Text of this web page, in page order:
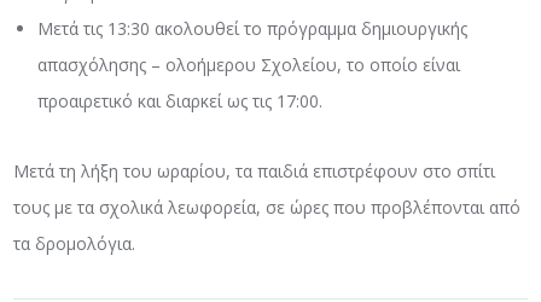
Μετά τις 13:30 ακολουθεί το πρόγραμμα δημιουργικής
απασχόλησης – ολοήμερου Σχολείου, το οποίο είναι
προαιρετικό και διαρκεί ως τις 17:00.
Μετά τη λήξη του ωραρίου, τα παιδιά επιστρέφουν στο σπίτι
τους με τα σχολικά λεωφορεία, σε ώρες που προβλέπονται από
τα δρομολόγια.